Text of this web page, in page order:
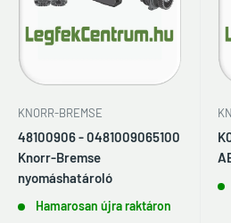
KNORR-BREMSE
48100906 - 0481009065100
Knorr-Bremse
nyomáshatároló
Hamarosan újra raktáron